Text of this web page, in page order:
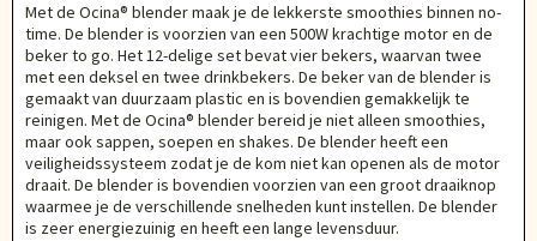
Met de Ocina® blender maak je de lekkerste smoothies binnen no-
time. De blender is voorzien van een 500W krachtige motor en de
beker to go. Het 12-delige set bevat vier bekers, waarvan twee
met een deksel en twee drinkbekers. De beker van de blender is
gemaakt van duurzaam plastic en is bovendien gemakkelijk te
reinigen. Met de Ocina® blender bereid je niet alleen smoothies,
maar ook sappen, soepen en shakes. De blender heeft een
veiligheidssysteem zodat je de kom niet kan openen als de motor
draait. De blender is bovendien voorzien van een groot draaiknop
waarmee je de verschillende snelheden kunt instellen. De blender
is zeer energiezuinig en heeft een lange levensduur.